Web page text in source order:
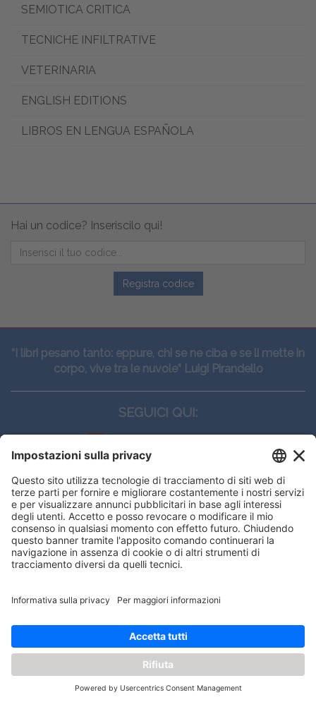
SEMIOTICA CRITICA
TECNICHE INFILTRATIVE
VETERINARIA
ENGLISH EDITIONS
LIBROS EN LENGUA ESPAÑOLA
Hai un codice? Inseriscilo qui!
Registra codice
“I libri pesano tanto: eppure, chi se ne ciba e se li mette in
corpo, vive tra le nuvole” Luigi Pirandello
SEGUICI QUI:
CONTATTI
Edi.Ermes srl
Viale E. Forlanini, 21 - 20134, Milano
(+39)027021121
E-mail:eeinfo@eenet.it
ORARI
Lunedì — Giovedì: - 08:30 - 13:00 – 14:00 - 17:30
Venerdì: - 08:30 - 13:00 – 14:00 - 16:00
offrirti la migliore navigazione
OK